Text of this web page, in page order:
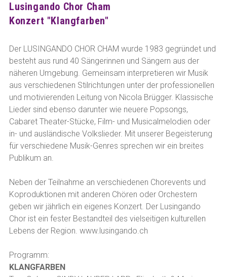
Lusingando Chor Cham
Konzert "Klangfarben"
Der LUSINGANDO CHOR CHAM wurde 1983 gegründet und
besteht aus rund 40 Sängerinnen und Sängern aus der
näheren Umgebung. Gemeinsam interpretieren wir Musik
aus verschiedenen Stilrichtungen unter der professionellen
und motivierenden Leitung von Nicola Brügger. Klassische
Lieder sind ebenso darunter wie neuere Popsongs,
Cabaret Theater-Stücke, Film- und Musicalmelodien oder
in- und ausländische Volkslieder. Mit unserer Begeisterung
für verschiedene Musik-Genres sprechen wir ein breites
Publikum an.
Neben der Teilnahme an verschiedenen Chorevents und
Koproduktionen mit anderen Chören oder Orchestern
geben wir jährlich ein eigenes Konzert. Der Lusingando
Chor ist ein fester Bestandteil des vielseitigen kulturellen
Lebens der Region. www.lusingando.ch
Programm:
KLANGFARBEN